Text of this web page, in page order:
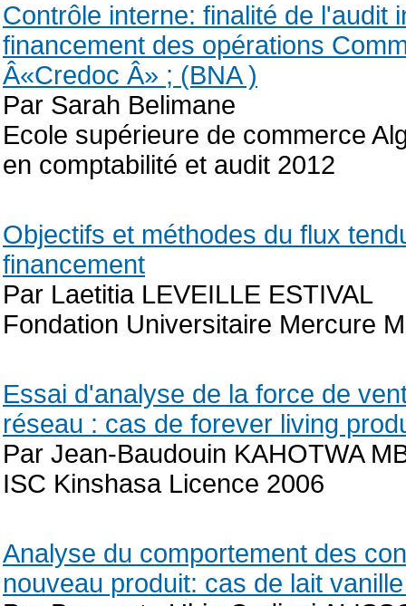
Contrôle interne: finalité de l'audit
financement des opérations
Â«Credoc Â» ; (BNA )
Par Sarah Belimane
Ecole supérieure de commerce
en comptabilité et audit 2012
Objectifs et méthodes du flux
financement
Par Laetitia LEVEILLE ESTIVAL
Fondation Universitaire Mercure
Essai d'analyse de la force de
réseau : cas de forever living
Par Jean-Baudouin KAHOTWA
ISC Kinshasa Licence 2006
Analyse du comportement des
nouveau produit: cas de lait